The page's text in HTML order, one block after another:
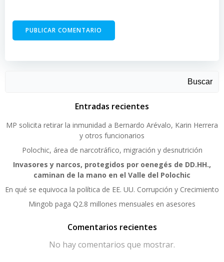
Buscar
Entradas recientes
MP solicita retirar la inmunidad a Bernardo Arévalo, Karin Herrera
y otros funcionarios
Polochic, área de narcotráfico, migración y desnutrición
Invasores y narcos, protegidos por oenegés de DD.HH.,
caminan de la mano en el Valle del Polochic
En qué se equivoca la política de EE. UU. Corrupción y Crecimiento
Mingob paga Q2.8 millones mensuales en asesores
Comentarios recientes
No hay comentarios que mostrar.